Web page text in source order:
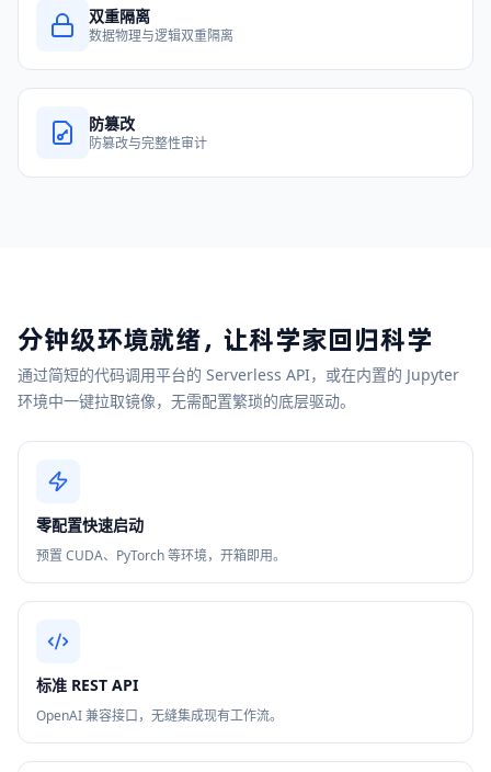
双重隔离
数据物理与逻辑双重隔离
防篡改
防篡改与完整性审计
分钟级环境就绪，让科学家回归科学
通过简短的代码调用平台的 Serverless API，或在内置的 Jupyter
环境中一键拉取镜像，无需配置繁琐的底层驱动。
零配置快速启动
预置 CUDA、PyTorch 等环境，开箱即用。
标准 REST API
OpenAI 兼容接口，无缝集成现有工作流。